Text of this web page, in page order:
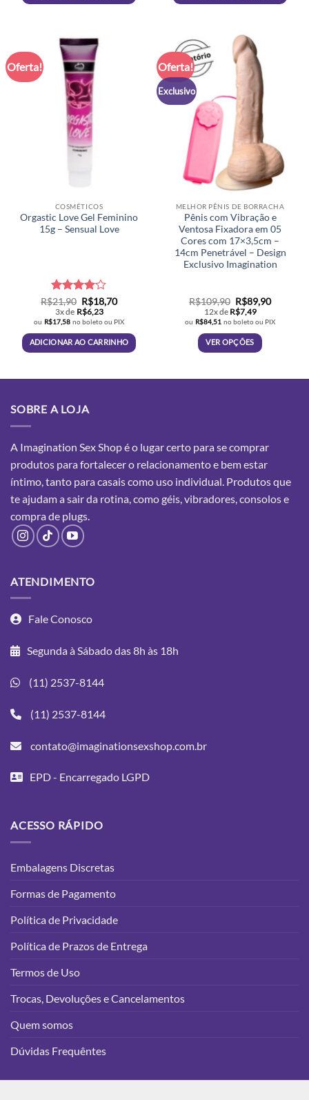
Oferta!
COSMÉTICOS
Orgastic Love Gel Feminino
15g – Sensual Love
Avaliação
4.07de
5
R$21,90 O
preço
original
era:
R$21,90.
R$18,70O
atual
é:
R$18,70.
3x de R$6,23
ou R$17,58 no boleto ou PIX
ADICIONAR AO CARRINHO
Oferta!
Exclusivo
MELHOR PÊNIS DE BORRACHA
Pênis com Vibração e
Ventosa Fixadora em 05
Cores com 17×3,5cm –
14cm Penetrável – Design
Exclusivo Imagination
R$109,90 O
preço
original
era:
R$109,90.
R$89,90O
atual
é:
12x de R$7,49
ou R$84,51 no boleto ou PIX
VER OPÇÕES
opções
podem
escolhidas
na
SOBRE A LOJA
A Imagination Sex Shop é o lugar certo para se comprar
produtos para fortalecer o relacionamento e bem estar
íntimo, tanto para casais como uso individual. Produtos que
te ajudam a sair da rotina, como géis, vibradores, consolos e
comprade plugs.
ATENDIMENTO
Fale Conosco
Segunda à Sábado das 8h às 18h
(11) 2537-8144
(11) 2537-8144
contato@imaginationsexshop.com.br
EPD - Encarregado LGPD
ACESSO RÁPIDO
Embalagens Discretas
Formas de Pagamento
Política de Privacidade
Política de Prazos de Entrega
Termos de Uso
Trocas, Devoluções e Cancelamentos
Quem somos
Dúvidas Frequêntes